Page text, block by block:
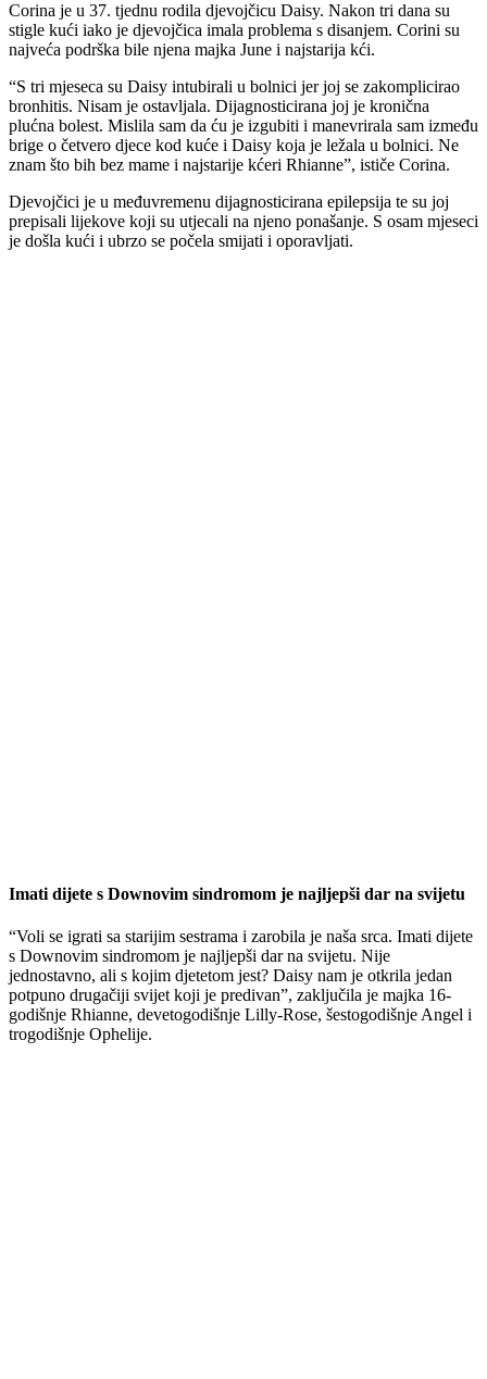
Corina je u 37. tjednu rodila djevojčicu Daisy. Nakon tri dana su
stigle kući iako je djevojčica imala problema s disanjem. Corini su
najveća podrška bile njena majka June i najstarija kći.
“S tri mjeseca su Daisy intubirali u bolnici jer joj se zakomplicirao
bronhitis. Nisam je ostavljala. Dijagnosticirana joj je kronična
plućna bolest. Mislila sam da ću je izgubiti i manevrirala sam između
brige o četvero djece kod kuće i Daisy koja je ležala u bolnici. Ne
znam što bih bez mame i najstarije kćeri Rhianne”, ističe Corina.
Djevojčici je u međuvremenu dijagnosticirana epilepsija te su joj
prepisali lijekove koji su utjecali na njeno ponašanje. S osam mjeseci
je došla kući i ubrzo se počela smijati i oporavljati.
Imati dijete s Downovim sindromom je najljepši dar na svijetu
“Voli se igrati sa starijim sestrama i zarobila je naša srca. Imati dijete
s Downovim sindromom je najljepši dar na svijetu. Nije
jednostavno, ali s kojim djetetom jest? Daisy nam je otkrila jedan
potpuno drugačiji svijet koji je predivan”, zaključila je majka 16-
godišnje Rhianne, devetogodišnje Lilly-Rose, šestogodišnje Angel i
trogodišnje Ophelije.